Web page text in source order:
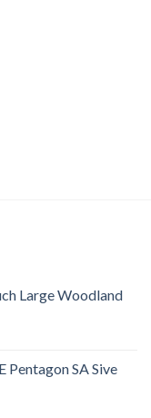
Large Woodland
Pentagon SA Sive